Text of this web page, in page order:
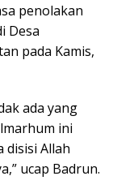
penolakan
Desa
pada Kamis,
ada yang
ini
disisi Allah
ucap Badrun.